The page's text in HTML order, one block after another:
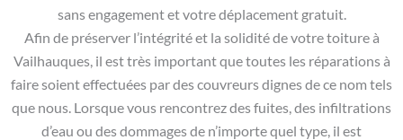
sans engagement et votre déplacement gratuit.
Afin de préserver l’intégrité et la solidité de votre toiture à
Vailhauques, il est très important que toutes les réparations à
faire soient effectuées par des couvreurs dignes de ce nom tels
que nous. Lorsque vous rencontrez des fuites, des infiltrations
d’eau ou des dommages de n’importe quel type, il est